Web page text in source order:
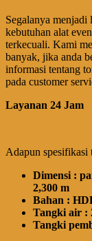
Segalanya menjadi
kebutuhan alat
terkecuali. Kami
banyak, jika anda
informasi tentang
pada customer
Layanan 24 Jam
Adapun spesifikasi
Dimensi :
2,300 m
Bahan :
Tangki air :
Tangki